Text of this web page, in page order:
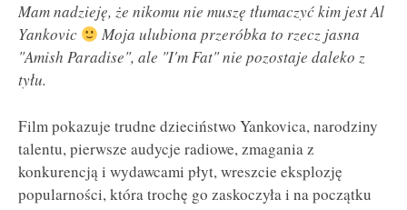
Mam nadzieję, że nikomu nie muszę tłumaczyć kim jest Al
Yankovic
Moja ulubiona przeróbka to rzecz jasna
"Amish Paradise", ale "I'm Fat" nie pozostaje daleko z
tyłu.
Film pokazuje trudne dzieciństwo Yankovica, narodziny
talentu, pierwsze audycje radiowe, zmagania z
konkurencją i wydawcami płyt, wreszcie eksplozję
popularności, która trochę go zaskoczyła i na początku